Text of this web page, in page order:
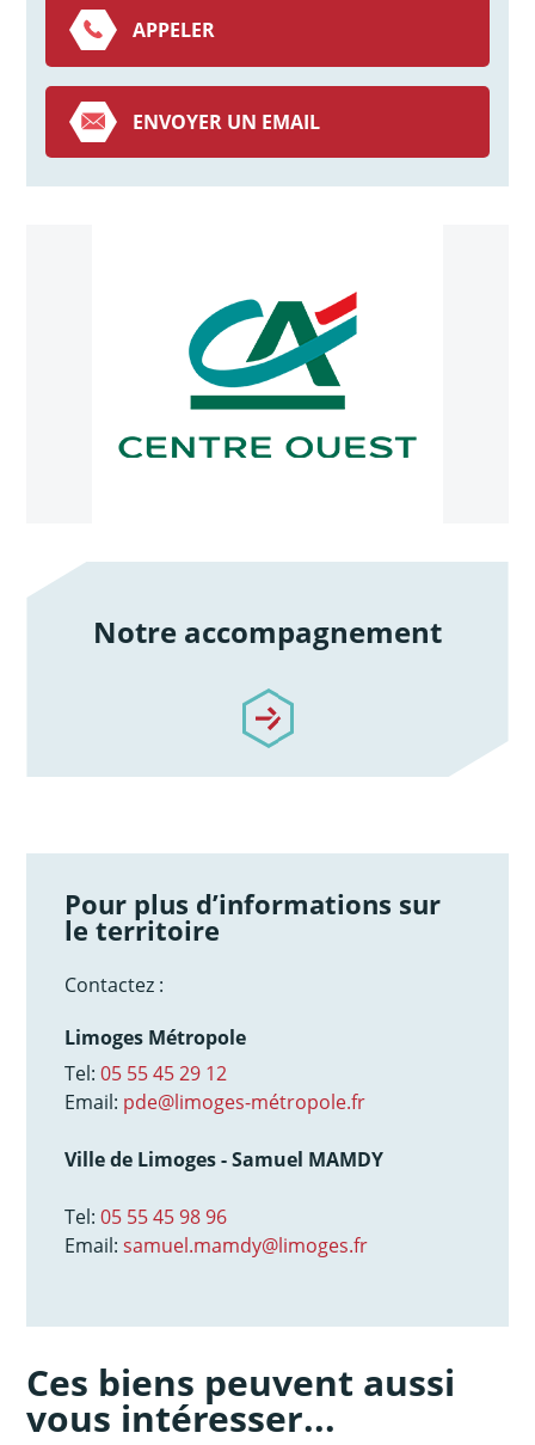
APPELER
ENVOYER UN EMAIL
Notre accompagnement
/notre-accompagnement
Pour plus d’informations sur
le territoire
Contactez :
Limoges Métropole
Tel:05 55 45 29 12
Email: pde@limoges-métropole.fr
Ville de Limoges - Samuel MAMDY
Tel:05 55 45 98 96
Email:samuel.mamdy@limoges.fr
Ces biens peuvent aussi
vous intéresser...